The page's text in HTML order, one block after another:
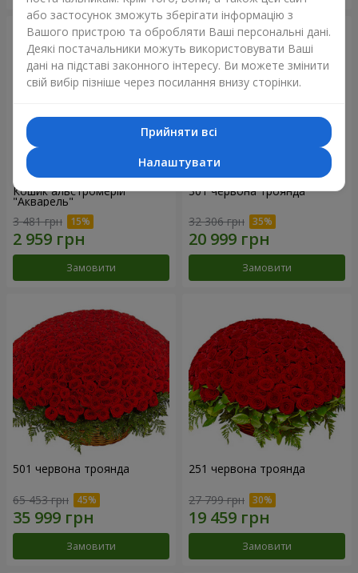
Кошик альстромерій
"Акварель"
3 481 грн
Замовити
301 червона троянда
32 306 грн
Замовити
501 червона троянда
65 453 грн
Замовити
251 червона троянда
27 799 грн
Замовити
або застосунок зможуть зберігати інформацію з
Вашого пристрою та обробляти Ваші персональні дані.
Деякі постачальники можуть використовувати Ваші
дані на підставі законного інтересу. Ви можете змінити
свій вибір пізніше через посилання внизу сторінки.
Прийняти всі
Налаштувати